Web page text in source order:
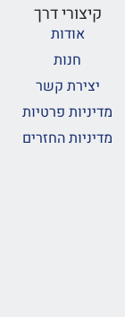
קיצורי דרך
אודות
חנות
יצירת קשר
מדיניות פרטיות
מדיניות החזרים